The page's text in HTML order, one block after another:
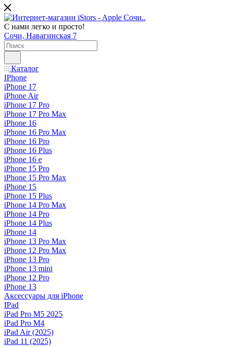
С нами легко и просто!
Сочи, Навагинская 7
Каталог
IPhone
iPhone 17
iPhone Air
iPhone 17 Pro
iPhone 17 Pro Max
iPhone 16
iPhone 16 Pro Max
iPhone 16 Pro
iPhone 16 Plus
iPhone 16 e
iPhone 15 Pro
iPhone 15 Pro Max
iPhone 15
iPhone 15 Plus
iPhone 14 Pro Max
iPhone 14 Pro
iPhone 14 Plus
iPhone 14
iPhone 13 Pro Max
iPhone 12 Pro Max
iPhone 13 Pro
iPhone 13 mini
iPhone 12 Pro
iPhone 13
Аксессуары для iPhone
IPad
iPad Pro M5 2025
iPad Pro M4
iPad Air (2025)
iPad 11 (2025)